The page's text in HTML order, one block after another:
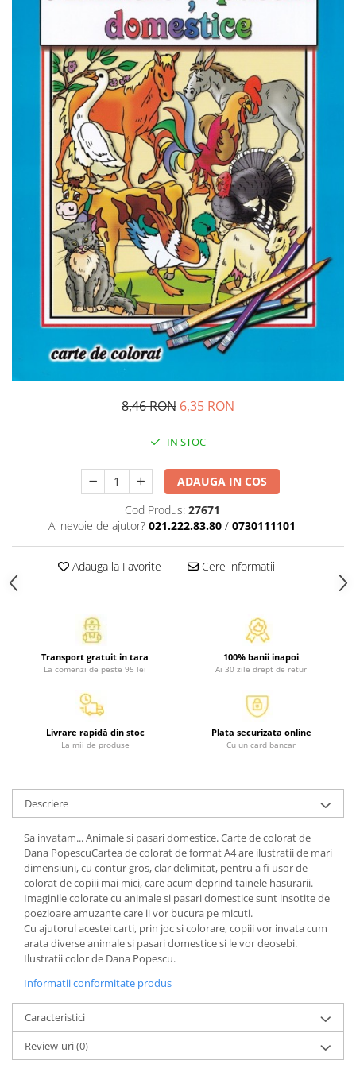
Vanzari si marketing
Carte scolara
Atlase, dictionare si enciclopedii
Carte prescolara
Carte scolara
Dictionare de limba romana
Ghiduri de conversatie
Invatamant gimnazial
Invatamant primar
Invatarea limbilor straine
Povesti si povestiri
Carti in limba engleza
Carti pentru copii
Activitati si jocuri pentru copii
Atlase, dictionare si enciclopedii
Benzi desenate
Literatura si fictiune
Povesti si povestiri
Dictionare si enciclopedii
Atlase
Atlase, dictionare si enciclopedii
Dictionare de limba romana
Dictionare tematice
Enciclopedii
Diete si alimentatie sanatoasa
Feng Shui
Medicina alternativa
Sa nu razi :((
Drept
Legislatie
Fictiune
Actiune si Aventura
Actiune,aventura
Clasici
Crime, Thriller, Mistery
Fantasy
Istorica
Literatura de divertisment
8,46 RON 6,35 RON
IN STOC
ADAUGA IN COS
Cod Produs: 27671
Ai nevoie de ajutor? 021.222.83.80 / 0730111101
Adauga la Favorite Cere informatii
Transport gratuit in tara
La comenzi de peste 95 lei
100% banii inapoi
Ai 30 zile drept de retur
Livrare rapidă din stoc
La mii de produse
Plata securizata online
Cu un card bancar
Descriere
Sa invatam... Animale si pasari domestice. Carte de colorat de
Dana PopescuCartea de colorat de format A4 are ilustratii de mari
dimensiuni, cu contur gros, clar delimitat, pentru a fi usor de
colorat de copiii mai mici, care acum deprind tainele hasurarii.
Imaginile colorate cu animale si pasari domestice sunt insotite de
poezioare amuzante care ii vor bucura pe micuti.
Cu ajutorul acestei carti, prin joc si colorare, copiii vor invata cum
arata diverse animale si pasari domestice si le vor deosebi.
Ilustratii color de Dana Popescu.
Informatii conformitate produs
Caracteristici
Review-uri(0)